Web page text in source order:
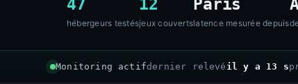
47
hébergeurs testés
12
jeux couverts
Paris
latence mesurée depuis
Monitoring actifdernier relevé il y a 14 s